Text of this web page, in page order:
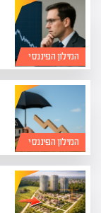
המילון הפיננסי
המילון הפיננסי